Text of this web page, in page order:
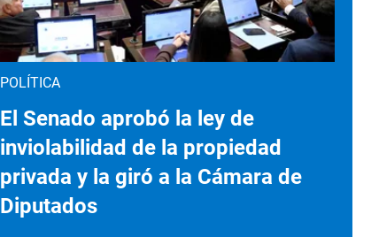
POLÍTICA
El Senado aprobó la ley de
inviolabilidad de la propiedad
privada y la giró a la Cámara de
Diputados